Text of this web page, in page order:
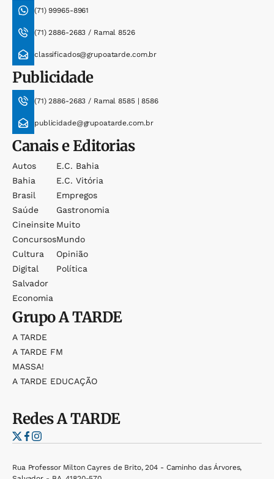
(71) 99965-8961
(71) 2886-2683 / Ramal 8526
classificados@grupoatarde.com.br
Publicidade
(71) 2886-2683 / Ramal 8585 | 8586
publicidade@grupoatarde.com.br
Canais e Editorias
Autos
Bahia
Brasil
Saúde
Cineinsite
Concursos
Cultura
Digital
Salvador
Economia
E.c. Bahia
E.c. Vitória
Empregos
Gastronomia
Muito
Mundo
Opinião
Política
GrupoA TARDE
A TARDE
A TARDE FM
MASSA!
A TARDE EDUCAÇÃO
RedesA TARDE
Rua Professor Milton Cayres de Brito, 204 - Caminho das Árvores,